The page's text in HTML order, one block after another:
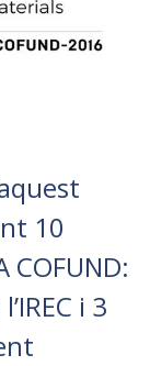
10
COFUND:
i 3